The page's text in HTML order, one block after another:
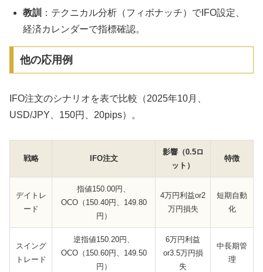
教訓
：テクニカル分析（フィボナッチ）でIFO設定、
経済カレンダーで指標確認。
他の応用例
IFO注文のシナリオを表で比較（2025年10月、
USD/JPY、150円、20pips）。
戦略 IFO注文
影響（0.5ロ
ット）
特徴
デイトレ
ード
指値150.00円、
OCO（150.40円、149.80
円）
4万円利益or2
万円損失
短期自動
化
スイング
トレード
逆指値150.20円、
OCO（150.60円、149.50
円）
6万円利益
or3.5万円損
失
中長期管
理